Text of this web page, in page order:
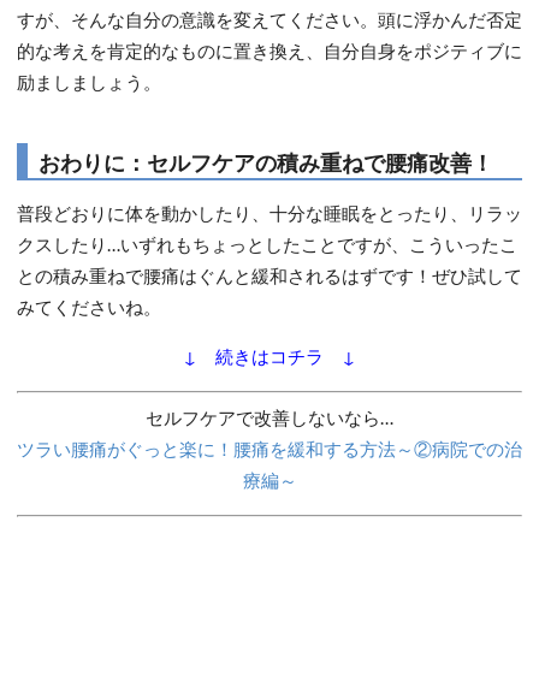
すが、そんな自分の意識を変えてください。頭に浮かんだ否定
的な考えを肯定的なものに置き換え、自分自身をポジティブに
励ましましょう。
おわりに：セルフケアの積み重ねで腰痛改善！
普段どおりに体を動かしたり、十分な睡眠をとったり、リラッ
クスしたり…いずれもちょっとしたことですが、こういったこ
との積み重ねで腰痛はぐんと緩和されるはずです！ぜひ試して
みてくださいね。
↓ 続きはコチラ ↓
セルフケアで改善しないなら…
ツラい腰痛がぐっと楽に！腰痛を緩和する方法～②病院での治
療編～